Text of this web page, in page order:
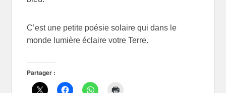
C’est une petite poésie solaire qui dans le
monde lumière éclaire votre Terre.
Partager :